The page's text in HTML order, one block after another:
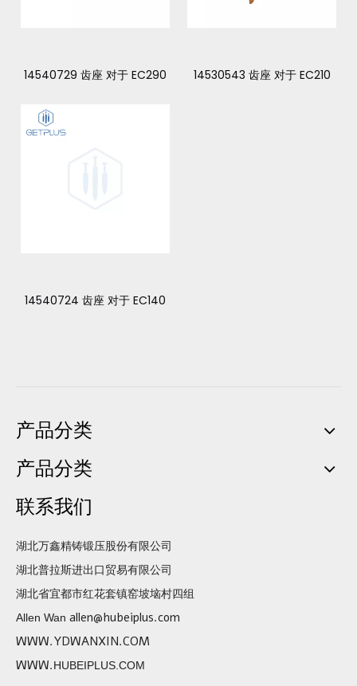
14540729 齿座 对于 EC290 14530543 齿座 对于 EC210
14540724 齿座 对于 EC140
产品分类
产品分类
联系我们
湖北万鑫精铸锻压股份有限公司
湖北普拉斯进出口贸易有限公司
湖北省宜都市红花套镇窑坡垴村四组
Allen Wan allen@hubeiplus.com
WWW.YDWANXIN.COM
WWW.HUBEIPLUS.COM